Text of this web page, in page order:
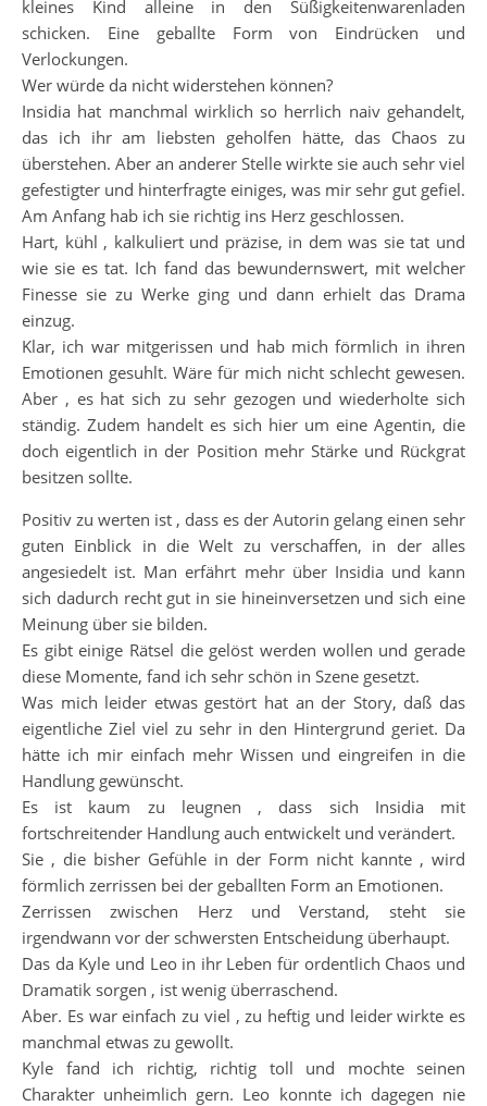
kleines Kind alleine in den Süßigkeitenwarenladen
schicken. Eine geballte Form von Eindrücken und
Verlockungen.
Wer würde da nicht widerstehen können?
Insidia hat manchmal wirklich so herrlich naiv gehandelt,
das ich ihr am liebsten geholfen hätte, das Chaos zu
überstehen. Aber an anderer Stelle wirkte sie auch sehr viel
gefestigter und hinterfragte einiges, was mir sehr gut gefiel.
Am Anfang hab ich sie richtig ins Herz geschlossen.
Hart, kühl , kalkuliert und präzise, in dem was sie tat und
wie sie es tat. Ich fand das bewundernswert, mit welcher
Finesse sie zu Werke ging und dann erhielt das Drama
einzug.
Klar, ich war mitgerissen und hab mich förmlich in ihren
Emotionen gesuhlt. Wäre für mich nicht schlecht gewesen.
Aber , es hat sich zu sehr gezogen und wiederholte sich
ständig. Zudem handelt es sich hier um eine Agentin, die
doch eigentlich in der Position mehr Stärke und Rückgrat
besitzen sollte.
Positiv zu werten ist , dass es der Autorin gelang einen sehr
guten Einblick in die Welt zu verschaffen, in der alles
angesiedelt ist. Man erfährt mehr über Insidia und kann
sich dadurch recht gut in sie hineinversetzen und sich eine
Meinung über sie bilden.
Es gibt einige Rätsel die gelöst werden wollen und gerade
diese Momente, fand ich sehr schön in Szene gesetzt.
Was mich leider etwas gestört hat an der Story, daß das
eigentliche Ziel viel zu sehr in den Hintergrund geriet. Da
hätte ich mir einfach mehr Wissen und eingreifen in die
Handlung gewünscht.
Es ist kaum zu leugnen , dass sich Insidia mit
fortschreitender Handlung auch entwickelt und verändert.
Sie , die bisher Gefühle in der Form nicht kannte , wird
förmlich zerrissen bei der geballten Form an Emotionen.
Zerrissen zwischen Herz und Verstand, steht sie
irgendwann vor der schwersten Entscheidung überhaupt.
Das da Kyle und Leo in ihr Leben für ordentlich Chaos und
Dramatik sorgen , ist wenig überraschend.
Aber. Es war einfach zu viel , zu heftig und leider wirkte es
manchmal etwas zu gewollt.
Kyle fand ich richtig, richtig toll und mochte seinen
Charakter unheimlich gern. Leo konnte ich dagegen nie